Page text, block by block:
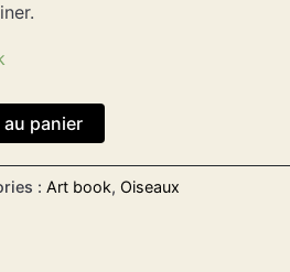
panier
:Art book,Oiseaux